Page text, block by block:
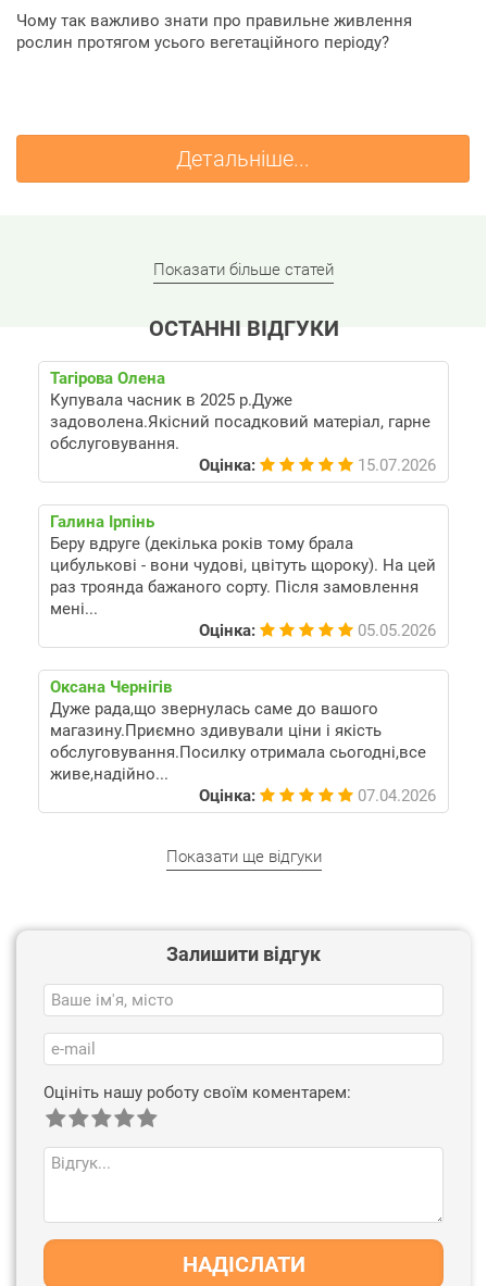
Чому так важливо знати про правильне живлення
рослин протягом усього вегетаційного періоду?
Детальніше...
Показати більше статей
ОСТАННІ ВІДГУКИ
Тагірова Олена
Купувала часник в 2025 р.Дуже
задоволена.Якісний посадковий матеріал, гарне
обслуговування.
Оцінка:
15.07.2026
Галина Ірпінь
Беру вдруге (декілька років тому брала
цибулькові - вони чудові, цвітуть щороку). На цей
раз троянда бажаного сорту. Після замовлення
мені...
Оцінка:
05.05.2026
Оксана Чернігів
Дуже рада,що звернулась саме до вашого
магазину.Приємно здивували ціни і якість
обслуговування.Посилку отримала сьогодні,все
живе,надійно...
Оцінка:
07.04.2026
Показати ще відгуки
Залишити відгук
Оцініть нашу роботу своїм коментарем:
НАДІСЛАТИ